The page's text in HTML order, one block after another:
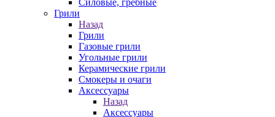
Силовые, гребные
Грили
Назад
Грили
Газовые грили
Угольные грили
Керамические грили
Смокеры и очаги
Аксессуары
Назад
Аксессуары